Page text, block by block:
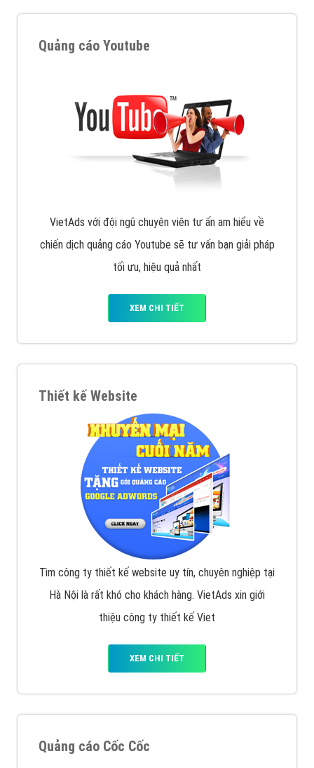
Quảng cáo Youtube
VietAds với đội ngũ chuyên viên tư ấn am hiểu về
chiến dịch quảng cáo Youtube sẽ tư vấn bạn giải pháp
tối ưu, hiệu quả nhất
XEM CHI TIẾT
Thiết kế Website
Tìm công ty thiết kế website uy tín, chuyên nghiệp tại
Hà Nội là rất khó cho khách hàng. VietAds xin giới
thiệu công ty thiết kế Viet
XEM CHI TIẾT
Quảng cáo Cốc Cốc